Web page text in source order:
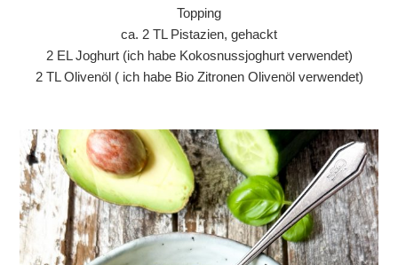
Topping
ca. 2 TL Pistazien, gehackt
2 EL Joghurt (ich habe Kokosnussjoghurt verwendet)
2 TL Olivenöl ( ich habe Bio Zitronen Olivenöl verwendet)